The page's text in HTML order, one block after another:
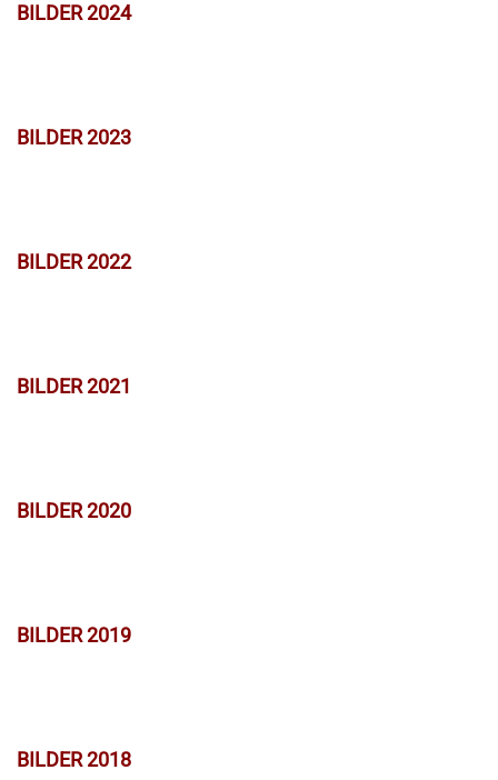
BILDER 2024
BILDER 2023
BILDER 2022
BILDER 2021
BILDER 2020
BILDER 2019
BILDER 2018